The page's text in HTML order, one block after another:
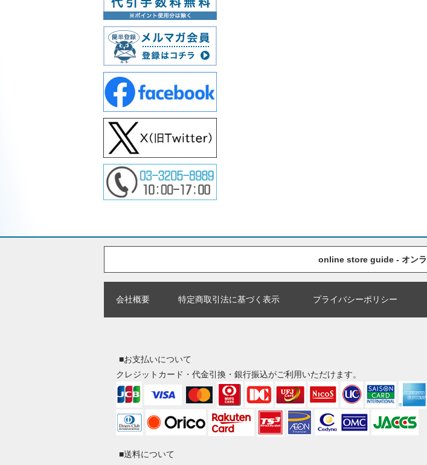
online store guide - オンラ
会社概要 特定商取引法に基づく表示 プライバシーポリシー
■お支払いについて
クレジットカード・代金引換・銀行振込がご利用いただけます。
■送料について